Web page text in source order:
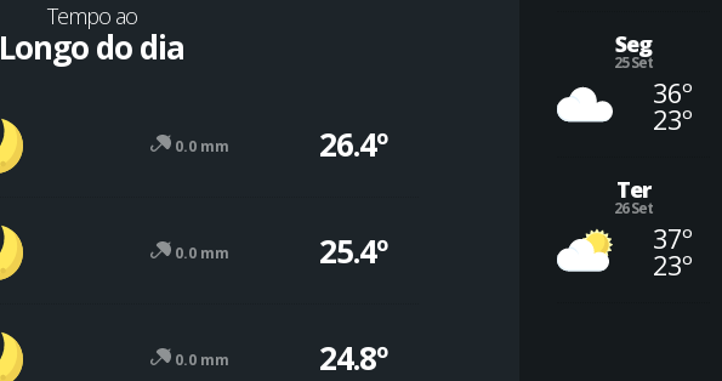
Tempo ao
Longo do dia
0.0 mm 26.4º
0.0 mm 25.4º
0.0 mm 24.8º
Seg
25 Set
36º
23º
Ter
26 Set
37º
23º